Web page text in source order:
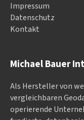
Michael Bauer
Als Hersteller von
vergleichbaren
ope­rieren­de
Impressum
Datenschutz
Kontakt